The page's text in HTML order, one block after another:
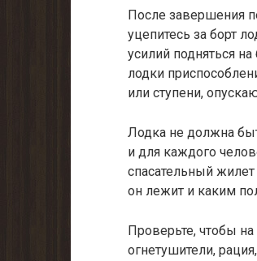
После завершения
уцепитесь за борт
усилий подняться
лодки
или ступени,
Лодка не должна
и для каждого
спасательный
он лежит и каким
Проверьте, чтобы
огнетушители,